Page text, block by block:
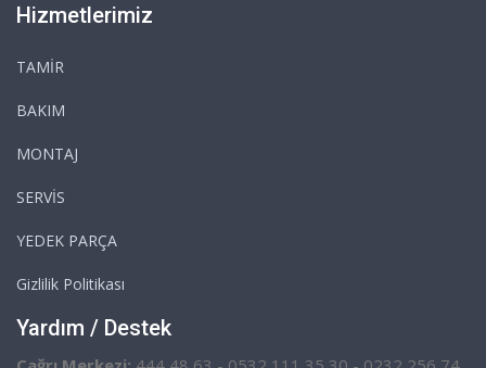
Hizmetlerimiz
TAMİR
BAKIM
MONTAJ
SERVİS
YEDEK PARÇA
Gizlilik Politikası
Yardım / Destek